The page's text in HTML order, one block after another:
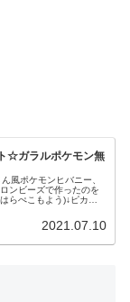
☆ガラルポケモン無
風ポケモンヒバニー、
ンビーズで作ったのを
らぺこもよう)↓ピカチ
2021.07.10